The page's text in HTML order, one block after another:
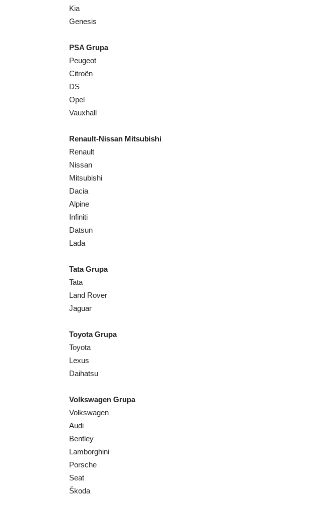
Kia
Genesis
PSA Grupa
Peugeot
Citroën
DS
Opel
Vauxhall
Renault-Nissan Mitsubishi
Renault
Nissan
Mitsubishi
Dacia
Alpine
Infiniti
Datsun
Lada
Tata Grupa
Tata
Land Rover
Jaguar
Toyota Grupa
Toyota
Lexus
Daihatsu
Volkswagen Grupa
Volkswagen
Audi
Bentley
Lamborghini
Porsche
Seat
Škoda